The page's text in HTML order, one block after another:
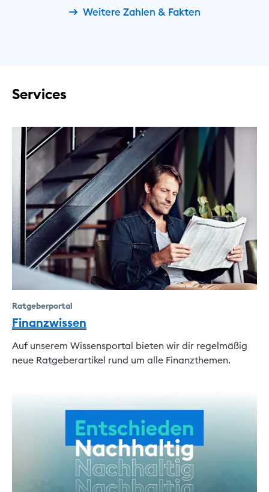
Weitere Zahlen & Fakten
Services
Ratgeberportal
Finanzwissen
Auf unserem Wissensportal bieten wir dir regelmäßig
neue Ratgeberartikel rund um alle Finanzthemen.